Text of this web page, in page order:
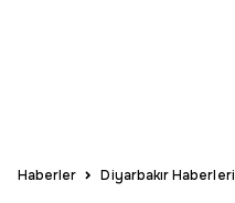
Haberler Diyarbakır Haberleri